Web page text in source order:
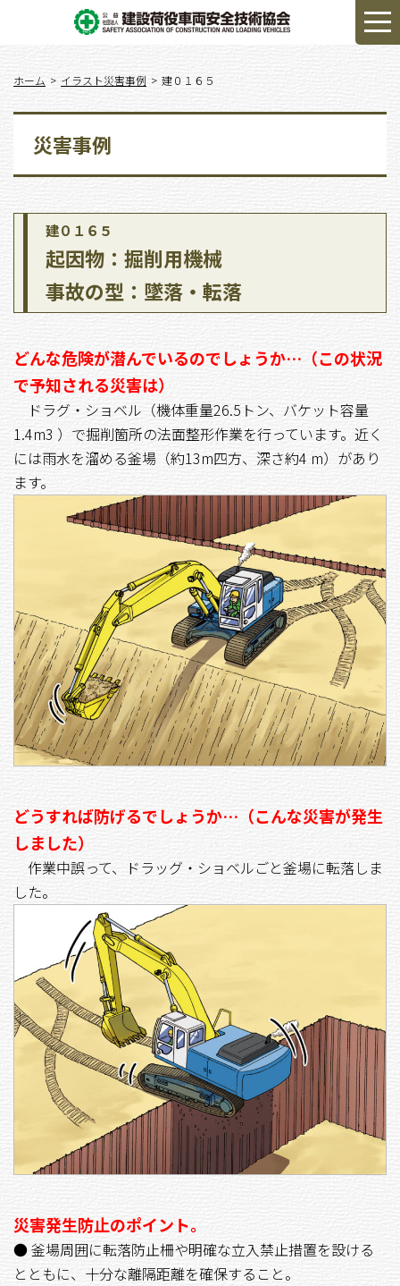
ホーム イラスト災害事例 建０１６５
災害事例
建０１６５
起因物：掘削用機械
事故の型：墜落・転落
どんな危険が潜んでいるのでしょうか…（この状況
で予知される災害は）
ドラグ・ショベル（機体重量26.5トン、バケット容量
1.4m3 ）で掘削箇所の法面整形作業を行っています。近く
には雨水を溜める釜場（約13m四方、深さ約4 m）があり
ます。
どうすれば防げるでしょうか…（こんな災害が発生
しました）
作業中誤って、ドラッグ・ショベルごと釜場に転落しま
した。
災害発生防止のポイント。
● 釜場周囲に転落防止柵や明確な立入禁止措置を設ける
とともに、十分な離隔距離を確保すること。